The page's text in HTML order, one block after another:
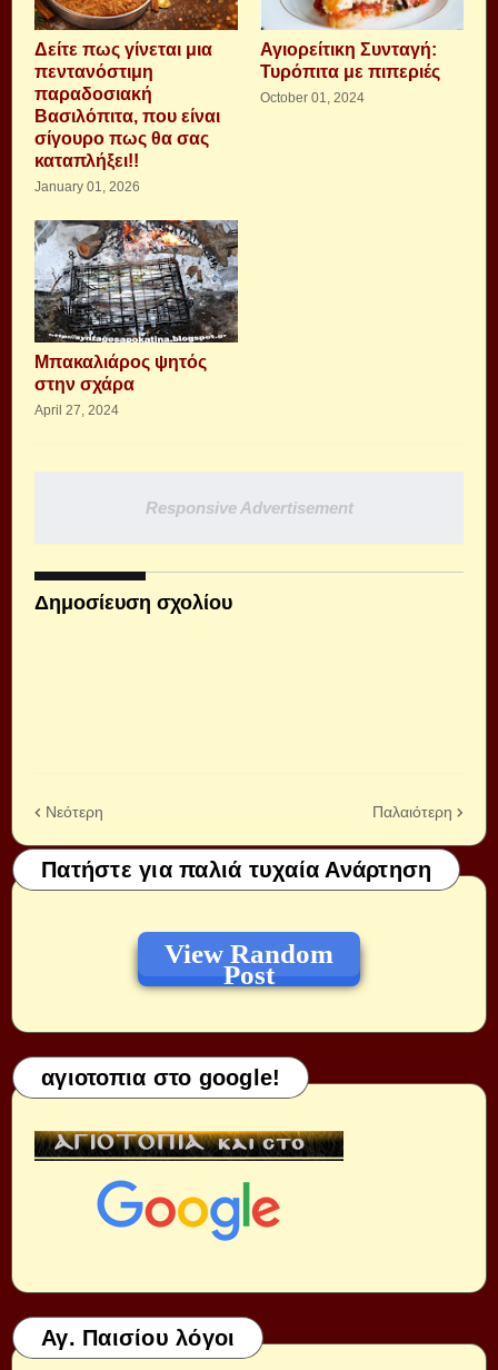
Δείτε πως γίνεται μια
πεντανόστιμη
παραδοσιακή
Βασιλόπιτα, που είναι
σίγουρο πως θα σας
καταπλήξει!!
January 01, 2026
Αγιορείτικη Συνταγή:
Τυρόπιτα με πιπεριές
October 01, 2024
Μπακαλιάρος ψητός
στην σχάρα
April 27, 2024
Responsive Advertisement
Δημοσίευση σχολίου
Νεότερη Παλαιότερη
Πατήστε για παλιά τυχαία Ανάρτηση
View Random
Post
αγιοτοπια στο google!
Αγ. Παισίου λόγοι